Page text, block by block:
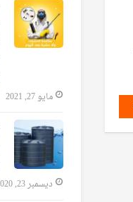
مايو 27, 2021
ديسمبر 23, 2020